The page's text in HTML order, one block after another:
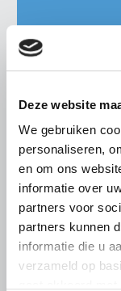
Deze website
We gebruiken
personaliseren,
en om ons
informatie over
partners voor
partners kunnen
informatie die u
verzameld op
26 OKTOBER
per 1
De
leiden als
opengesteld.
Reserve…